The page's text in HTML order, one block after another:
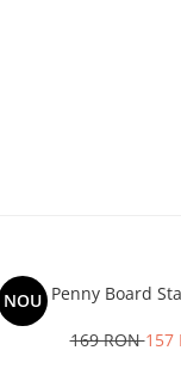
NOU Penny Board
169 RON157